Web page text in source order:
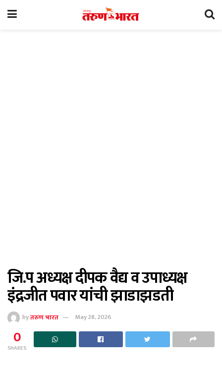
जि.प अध्यक्ष दीपक वैद्य व उपाध्यक्ष
इंद्रजीत पवार यांची झाडाझडती
byतरुण भारत May 28, 2026
0
SHARES